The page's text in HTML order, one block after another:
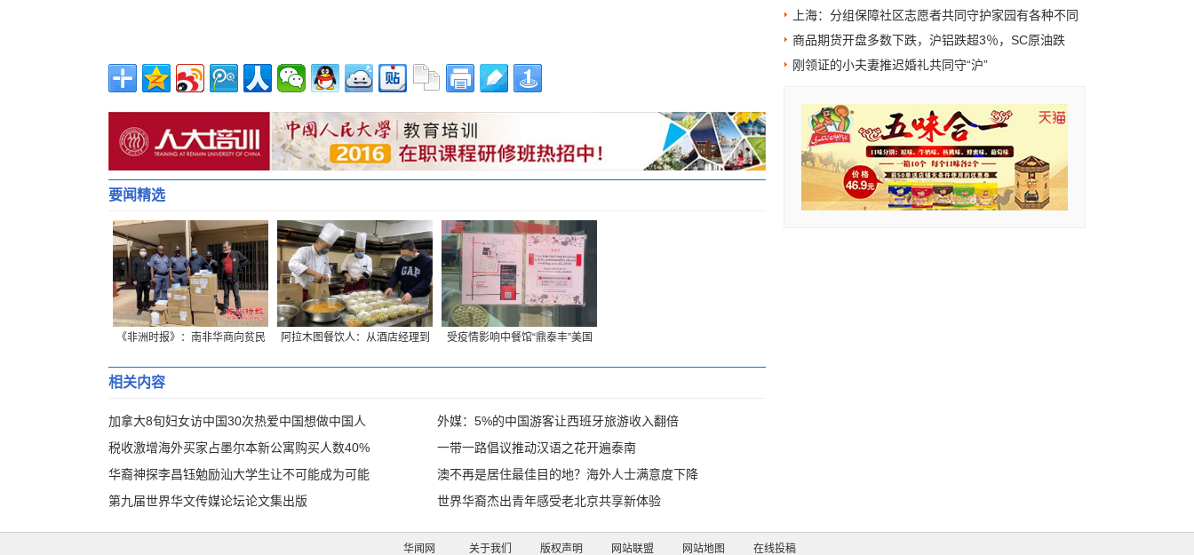
要闻精选
《非洲时报》：南非华商向贫民
阿拉木图餐饮人：从酒店经理到
受疫情影响中餐馆“鼎泰丰”美国
相关内容
加拿大8旬妇女访中国30次热爱中国想做中国人
外媒：5%的中国游客让西班牙旅游收入翻倍
税收激增海外买家占墨尔本新公寓购买人数40%
一带一路倡议推动汉语之花开遍泰南
华裔神探李昌钰勉励汕大学生让不可能成为可能
澳不再是居住最佳目的地？海外人士满意度下降
第九届世界华文传媒论坛论文集出版
世界华裔杰出青年感受老北京共享新体验
上海：分组保障社区志愿者共同守护家园有各种不同
商品期货开盘多数下跌，沪铝跌超3％，SC原油跌
刚领证的小夫妻推迟婚礼共同守“沪”
华闻网 关于我们 版权声明 网站联盟 网站地图 在线投稿